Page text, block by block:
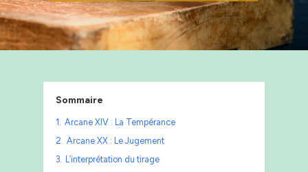
Sommaire
1. Arcane XIV : La Tempérance
2. Arcane XX : Le Jugement
3. L’interprétation du tirage